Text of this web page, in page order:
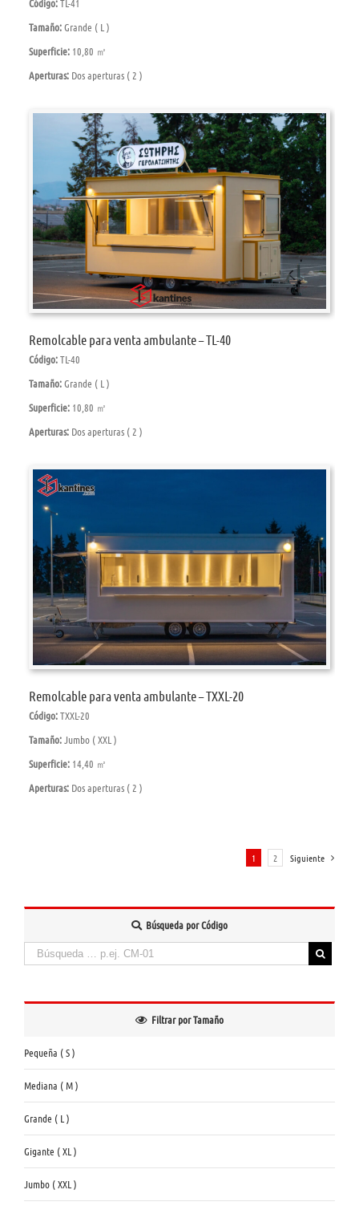
Código:TL-41
Tamaño:Grande ( L )
Superficie: 10,80 ㎡
Aperturas: Dos aperturas ( 2 )
Remolcable para venta ambulante – TL-40
Código:TL-40
Tamaño:Grande ( L )
Superficie: 10,80 ㎡
Aperturas: Dos aperturas ( 2 )
Remolcable para venta ambulante – TXXL-20
Código:TXXL-20
Tamaño:Jumbo ( XXL )
Superficie: 14,40 ㎡
Aperturas: Dos aperturas ( 2 )
1 2 Siguiente
Búsqueda por Código
Buscar:
Filtrar por Tamaño
Pequeña ( S )
Mediana ( M )
Grande ( L )
Gigante ( XL )
Jumbo ( XXL )